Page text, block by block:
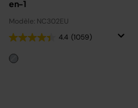
en-1
Modèle: NC302EU
4.4 (1059)